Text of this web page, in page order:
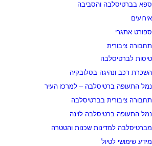
ספא בברטיסלבה והסביבה
אירועים
ספורט אתגרי
תחבורה ציבורית
טיסות לברטיסלבה
השכרת רכב ונהיגה בסלובקיה
נמל התעופה ברטיסלבה – למרכז העיר
תחבורה ציבורית בברטיסלבה
נמל התעופה ברטיסלבה לוינה
מברטיסלבה למדינות שכנות והטטרה
מידע שימושי לטיול